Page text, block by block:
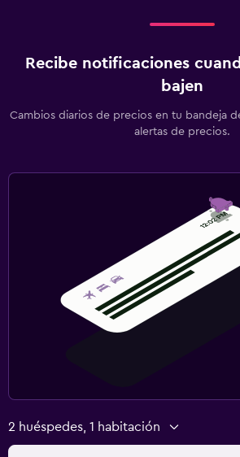
Salud y seguridad
Botiquín de primeros auxilios
Zona de trabajo
Fax/fotocopiadora
Gimnasio
Gimnasio
Tenis
Recibe notificaciones
bajen
Cambios diarios de precios en tu bandeja
alertas de precios.
2 huéspedes, 1 habitación